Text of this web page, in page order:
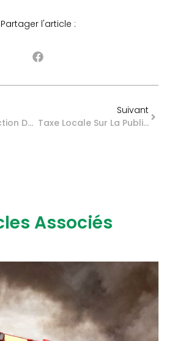
Partager l'article :
Mayotte : Correction Du Montant Du Plafond De La Sécurité Sociale Pour 2026
Suivant
Taxe Locale Sur La Publicité Extérieure : Nouveaux Tarifs Pour 2026
Associés